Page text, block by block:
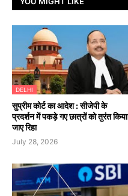
DELHI
सुप्रीम कोर्ट का आदेश : सीजेपी के
प्रदर्शन में पकड़े गए छात्रों को तुरंत किया
जाए रिहा
July 28, 2026